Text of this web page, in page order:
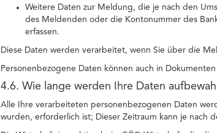
Weitere Daten zur Meldung, die je nach den
des Meldenden oder die Kontonummer des
erfassen.
Diese Daten werden verarbeitet, wenn Sie über die
Personenbezogene Daten können auch in
4.6. Wie lange werden Ihre Daten
Alle Ihre verarbeiteten personenbezogenen Daten
wurden, erforderlich ist; Dieser Zeitraum kann je nach